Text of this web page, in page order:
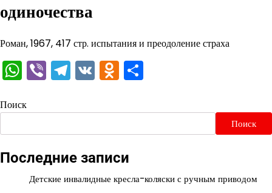
одиночества
Роман, 1967, 417 стр. испытания и преодоление страха
WhatsApp
ViberTelegram
VKOdnoklassniki
Поиск
Поиск
Последние записи
Детские инвалидные кресла-коляски с ручным приводом